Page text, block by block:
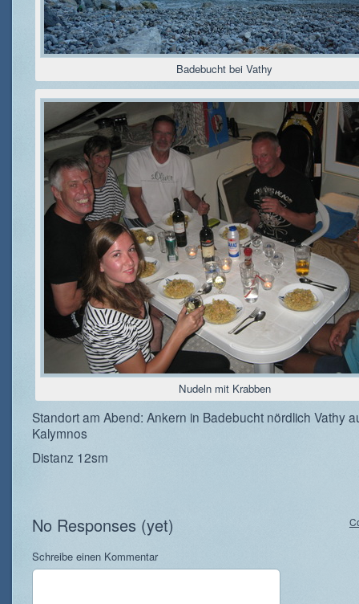
Badebucht bei Vathy
Nudeln mit Krabben
Standort am Abend: Ankern in Badebucht nördlich Vathy
Kalymnos
Distanz 12sm
No Responses (yet)
Schreibe einen Kommentar